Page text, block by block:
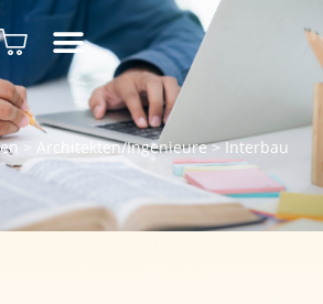
> Architekten/Ingenieure>Interbau